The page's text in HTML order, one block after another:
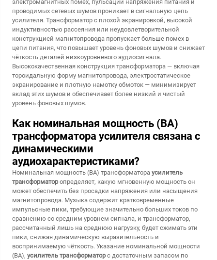
электромагнитных помех, пульсаций напряжения питания и
проводимых сетевых шумов проникает в сигнальную цепь
усилителя. Трансформатор с плохой экранировкой, высокой
индуктивностью рассеяния или неудовлетворительной
конструкцией магнитопровода пропускает больше помех в
цепи питания, что повышает уровень фоновых шумов и снижает
чёткость деталей низкоуровневого аудиосигнала.
Высококачественная конструкция трансформатора — включая
тороидальную форму магнитопровода, электростатическое
экранирование и плотную намотку обмоток — минимизирует
вклад этих шумов и обеспечивает более низкий и чистый
уровень фоновых шумов.
Как номинальная мощность (ВА)
трансформатора усилителя связана с
динамическими
аудиохарактеристиками?
Номинальная мощность (ВА) трансформатора усилитель
трансформаторопределяет, какую мгновенную мощность он
может обеспечить без просадки напряжения или насыщения
магнитопровода. Музыка содержит кратковременные
импульсные пики, требующие значительно больших токов по
сравнению со средним уровнем сигнала, и трансформатор,
рассчитанный лишь на среднюю нагрузку, будет сжимать эти
пики, снижая динамическую выразительность и
воспринимаемую чёткость. Указание номинальной мощности
(ВА), усилитель трансформаторс достаточным запасом по